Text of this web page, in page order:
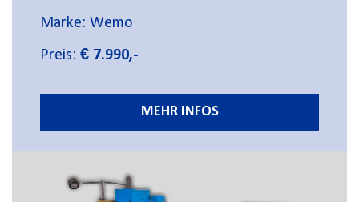
Marke: Wemo
Preis: € 7.990,-
MEHR INFOS